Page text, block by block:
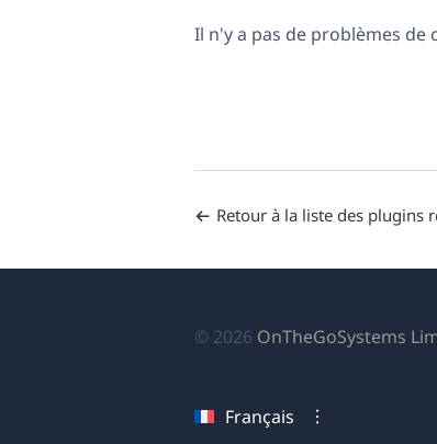
Il n'y a pas de problèmes de
Retour à la liste des plugins
© 2026 OnTheGoSystems
Français